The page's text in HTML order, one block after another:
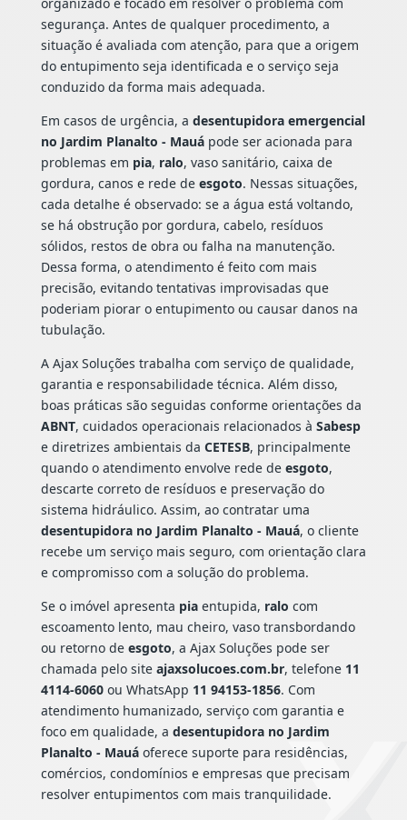
segurança. Antes de qualquer procedimento, a
situação é avaliada com atenção, para que a origem
do entupimento seja identificada e o serviço seja
conduzido da forma mais adequada.
Em casos de urgência, a desentupidora emergencial
no Jardim Planalto - Mauápode ser acionada para
problemas em pia, ralo, vaso sanitário, caixa de
gordura, canos e rede de esgoto. Nessas situações,
cada detalhe é observado: se a água está voltando,
se há obstrução por gordura, cabelo, resíduos
sólidos, restos de obra ou falha na manutenção.
Dessa forma, o atendimento é feito com mais
precisão, evitando tentativas improvisadas que
poderiam piorar o entupimento ou causar danos na
tubulação.
A Ajax Soluções trabalha com serviço de qualidade,
garantia e responsabilidade técnica. Além disso,
boas práticas são seguidas conforme orientações da
ABNT, cuidados operacionais relacionados à Sabesp
e diretrizes ambientais da CETESB, principalmente
quando o atendimento envolve rede de esgoto,
descarte correto de resíduos e preservação do
sistema hidráulico. Assim, ao contratar uma
desentupidora no Jardim Planalto - Mauá, o cliente
recebe um serviço mais seguro, com orientação clara
e compromisso com a solução do problema.
Se o imóvel apresenta piaentupida, ralo com
escoamento lento, mau cheiro, vaso transbordando
ou retorno de esgoto, a Ajax Soluções pode ser
chamada pelo site ajaxsolucoes.com.br, telefone 11
4114-6060ou WhatsApp 11 94153-1856. Com
atendimento humanizado, serviço com garantia e
foco em qualidade, a desentupidora no Jardim
Planalto - Mauáoferece suporte para residências,
comércios, condomínios e empresas que precisam
resolver entupimentos com mais tranquilidade.